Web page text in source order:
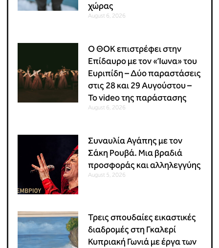
χώρας
August 6, 2026
Ο ΘΟΚ επιστρέφει στην
Επίδαυρο με τον «Ίωνα» του
Ευριπίδη – Δύο παραστάσεις
στις 28 και 29 Αυγούστου –
Το video της παράστασης
August 6, 2026
Συναυλία Αγάπης με τον
Σάκη Ρουβά. Μια βραδιά
προσφοράς και αλληλεγγύης
August 5, 2026
Τρεις σπουδαίες εικαστικές
διαδρομές στη Γκαλερί
Κυπριακή Γωνιά με έργα των